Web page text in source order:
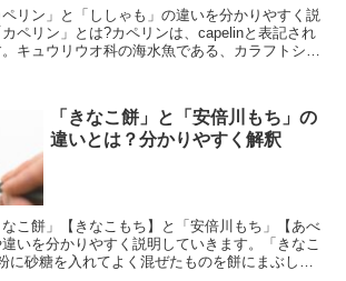
リン」と「ししゃも」の違いを分かりやすく説
ペリン」とは?カペリンは、capelinと表記され
キュウリウオ科の海水魚である、カラフトシシ
「きなこ餅」と「安倍川もち」の
違いとは？分かりやすく解釈
こ餅」【きなこもち】と「安倍川もち」【あべ
いを分かりやすく説明していきます。「きなこ
に砂糖を入れてよく混ぜたものを餅にまぶした